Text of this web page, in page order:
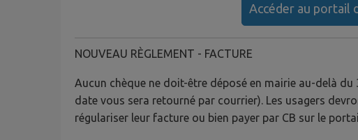
Accéder au portail
NOUVEAU RÈGLEMENT - FACTURE
Aucun chèque ne doit-être déposé en mairie au-delà
date vous sera retourné par courrier). Les usagers
régulariser leur facture ou bien payer par CB sur le